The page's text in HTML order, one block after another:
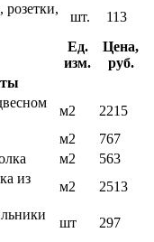
розетки,
шт. 113
Ед.
изм.
Цена,
руб.
м2
2215
м2
767
м2
563
из
м2
2513
шт
297